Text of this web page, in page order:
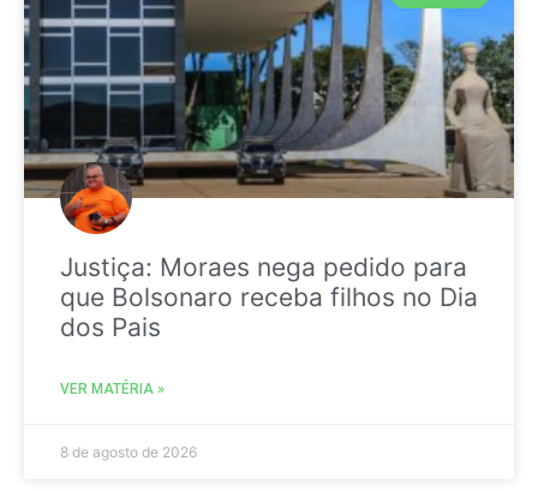
Justiça: Moraes nega pedido para
que Bolsonaro receba filhos no Dia
dos Pais
VER MATÉRIA »
8 de agosto de 2026